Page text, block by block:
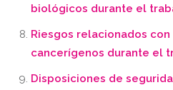
biológicos durante el
Riesgos relacionados
cancerígenos durante el
Disposiciones de